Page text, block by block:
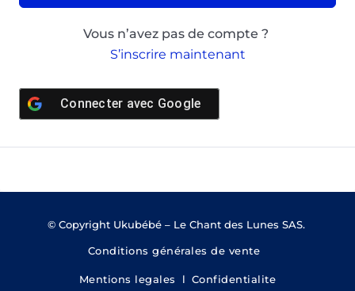
Vous n’avez pas de compte ?
S’inscrire maintenant
Connecter avec Google
© Copyright Ukubébé – Le Chant des Lunes SAS.
Conditions générales de vente
Mentions legales l Confidentialite